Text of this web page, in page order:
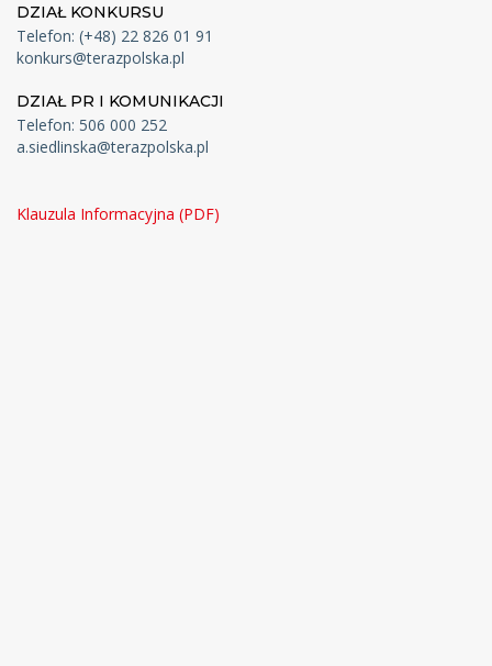
DZIAŁ KONKURSU
Telefon: (+48) 22 826 01 91
konkurs@terazpolska.pl
DZIAŁ PR I KOMUNIKACJI
Telefon: 506 000 252
a.siedlinska@terazpolska.pl
Klauzula Informacyjna (PDF)